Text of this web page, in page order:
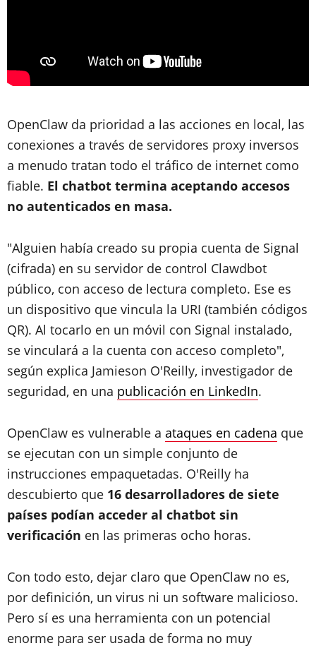
OpenClaw da prioridad a las acciones en local, las
conexiones a través de servidores proxy inversos
a menudo tratan todo el tráfico de internet como
fiable. El chatbot termina aceptando accesos
no autenticados en masa.
"Alguien había creado su propia cuenta de Signal
(cifrada) en su servidor de control Clawdbot
público, con acceso de lectura completo. Ese es
un dispositivo que vincula la URI (también códigos
QR). Al tocarlo en un móvil con Signal instalado,
se vinculará a la cuenta con acceso completo",
según explica Jamieson O'Reilly, investigador de
seguridad, en una publicación en LinkedIn.
OpenClaw es vulnerable a ataques en cadena que
se ejecutan con un simple conjunto de
instrucciones empaquetadas. O'Reilly ha
descubierto que 16 desarrolladores de siete
países podían acceder al chatbot sin
verificación en las primeras ocho horas.
Con todo esto, dejar claro que OpenClaw no es,
por definición, un virus ni un software malicioso.
Pero sí es una herramienta con un potencial
enorme para ser usada de forma no muy